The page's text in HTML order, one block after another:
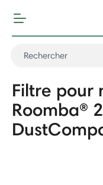
Filtre pour
Roomba®